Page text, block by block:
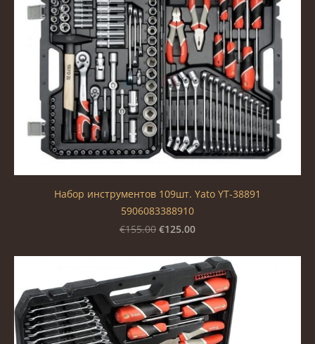
Набор инструментов 109шт. Yato YT-38891
5906083388910
€155.00 €125.00